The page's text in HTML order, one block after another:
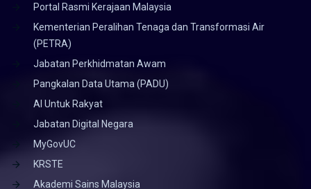
Portal Rasmi Kerajaan Malaysia
Kementerian Peralihan Tenaga dan Transformasi Air
(PETRA)
Jabatan Perkhidmatan Awam
Pangkalan Data Utama (PADU)
AI Untuk Rakyat
Jabatan Digital Negara
MyGovUC
KRSTE
Akademi Sains Malaysia